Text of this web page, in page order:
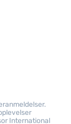
International